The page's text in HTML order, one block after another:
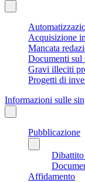
Acquisizione
Mancata
Documenti sul
Gravi illeciti
Progetti di
Informazioni sulle
Pubblicazione
Affidamento